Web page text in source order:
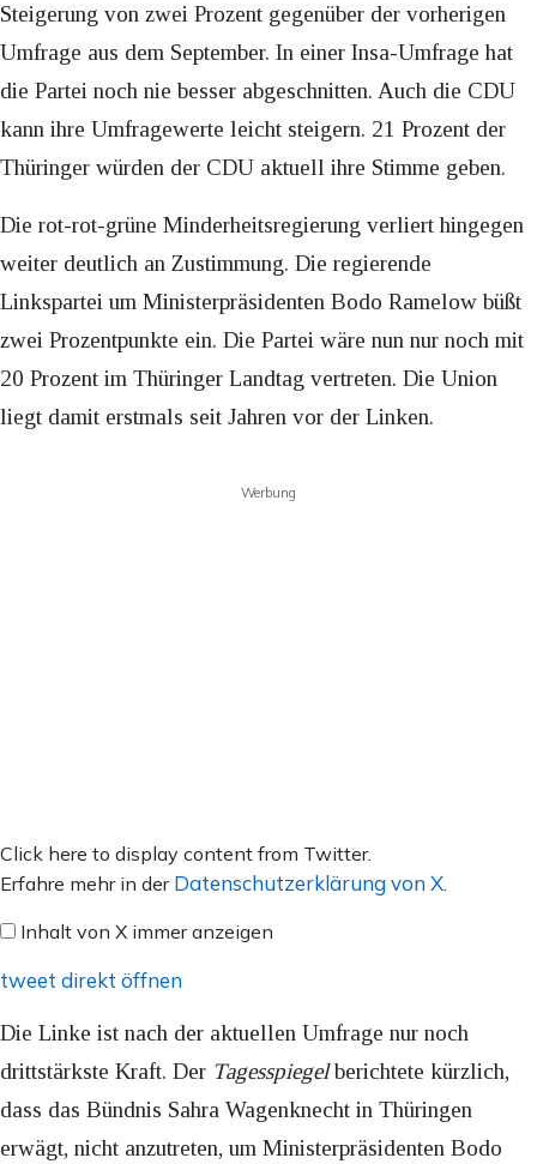
Steigerung von zwei Prozent gegenüber der vorherigen
Umfrage aus dem September. In einer Insa-Umfrage hat
die Partei noch nie besser abgeschnitten. Auch die CDU
kann ihre Umfragewerte leicht steigern. 21 Prozent der
Thüringer würden der CDU aktuell ihre Stimme geben.
Die rot-rot-grüne Minderheitsregierung verliert hingegen
weiter deutlich an Zustimmung. Die regierende
Linkspartei um Ministerpräsidenten Bodo Ramelow büßt
zwei Prozentpunkte ein. Die Partei wäre nun nur noch mit
20 Prozent im Thüringer Landtag vertreten. Die Union
liegt damit erstmals seit Jahren vor der Linken.
Werbung
Inhalt
von
anzeigen
Click here to display content from Twitter.
Erfahre mehr in der Datenschutzerklärung von X
Inhalt von X immer anzeigen
tweet direkt öffnen
Die Linke ist nach der aktuellen Umfrage nur noch
drittstärkste Kraft. Der Tagesspiegelberichtete kürzlich,
dass das Bündnis Sahra Wagenknecht in Thüringen
erwägt, nicht anzutreten, um Ministerpräsidenten Bodo